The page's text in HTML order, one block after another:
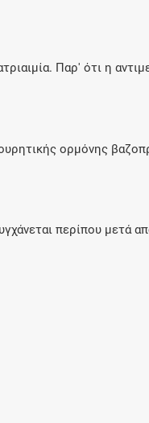
Παρ' ότι η
ορμόνης
περίπου μετά